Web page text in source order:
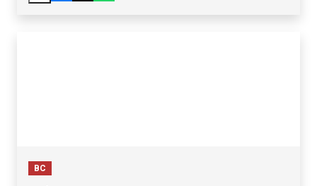
BC